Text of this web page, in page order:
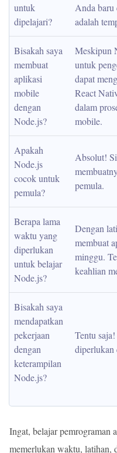
untuk
dipelajari?
Anda baru
adalah
Bisakah saya
membuat
aplikasi
mobile
dengan
Node.js?
Meskipun
untuk
dapat
React
dalam
mobile.
Apakah
Node.js
cocok untuk
pemula?
Absolut!
pemula.
Berapa lama
waktu yang
diperlukan
untuk belajar
Node.js?
Dengan
membuat
minggu.
keahlian
Bisakah saya
mendapatkan
pekerjaan
dengan
keterampilan
Node.js?
Tentu
diperlukan
Ingat, belajar pemrograman
memerlukan waktu, latihan,